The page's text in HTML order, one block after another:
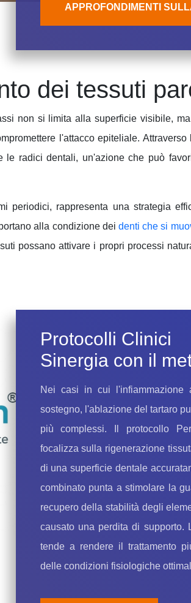
APPROFONDIMENTI
dei tessuti
non si limita alla superficie visibile,
l'attacco epiteliale.
le radici dentali, un'azione che può
rappresenta una strategia
alla condizione dei denti che si
possano attivare i propri processi
Protocolli Clinici
Sinergia con il
Nei casi in cui
sostegno, l'ablazione del tartaro
più complessi. Il protocollo
focalizza sulla rigenerazione
di una superficie dentale
combinato punta a stimolare la
recupero della stabilità degli
causato una perdita di supporto.
tende a rendere il trattamento
delle condizioni fisiologiche